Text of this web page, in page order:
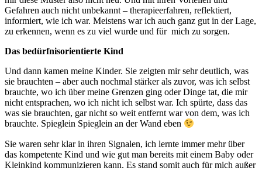
Gefahren auch nicht unbekannt – therapieerfahren, reflektiert,
informiert, wie ich war. Meistens war ich auch ganz gut in der Lage,
zu erkennen, wenn es zu viel wurde und für mich zu sorgen.
Das bedürfnisorientierte Kind
Und dann kamen meine Kinder. Sie zeigten mir sehr deutlich, was
sie brauchten – aber auch nochmal stärker als zuvor, was ich selbst
brauchte, wo ich über meine Grenzen ging oder Dinge tat, die mir
nicht entsprachen, wo ich nicht ich selbst war. Ich spürte, dass das
was sie brauchten, gar nicht so weit entfernt war von dem, was ich
brauchte. Spieglein Spieglein an der Wand eben
Sie waren sehr klar in ihren Signalen, ich lernte immer mehr über
das kompetente Kind und wie gut man bereits mit einem Baby oder
Kleinkind kommunizieren kann. Es stand somit auch für mich außer